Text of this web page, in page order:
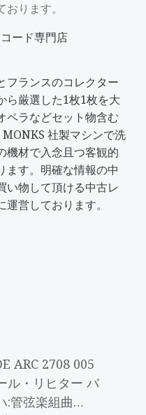
ります。
フランスのコレクター
ら厳選した1枚1枚を大
ペラなどセット物含む
社製マシンで洗
機材で入念且つ客観的
ます。明確な情報の中
い物して頂ける中古レ
営しております。